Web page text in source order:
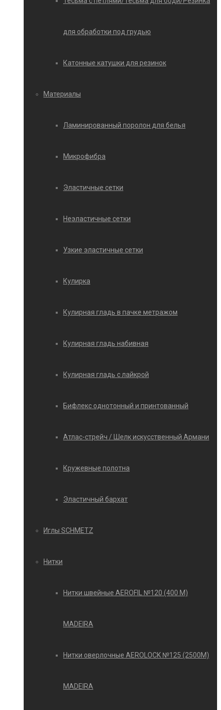
для обработки под грудью
Катонные катушки для резинок
Материалы
Ламинированный поролон для белья
Микрофибра
Эластичные сетки
Неэластичные сетки
Узкие эластичные сетки
Кулирка
Кулирная гладь в пачке метражом
Кулирная гладь набивная
Кулирная гладь с лайкрой
Бифлекс однотонный и принтованный
Атлас-стрейч / Шелк искусственный Армани
Кружевные полотна
Эластичный бархат
Иглы SCHMETZ
Нитки
Нитки швейные AEROFIL №120 (400 М)
MADEIRA
Нитки оверлочные AEROLOCK №125 (2500М)
MADEIRA